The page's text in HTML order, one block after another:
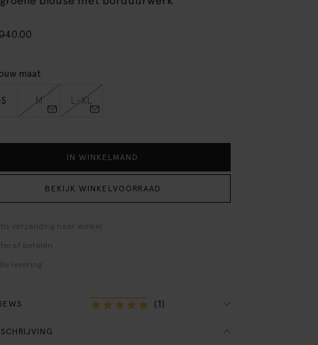
40.00
maat
M L-XL
IN WINKELMAND
BEKIJK WINKELVOORRAAD
verzending naar winkel
betalen
levering
(1)